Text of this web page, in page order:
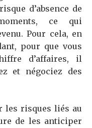
d’absence de
ce qui
Pour cela, en
pour que vous
d’affaires, il
et négociez des
les risques liés au
de les anticiper